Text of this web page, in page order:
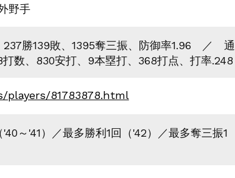
野手
237勝139敗、1395奪三振、防御率1.96 ／ 通
数、830安打、9本塁打、368打点、打率.248
81783878.html
～'41）／最多勝利1回（'42）／最多奪三振1